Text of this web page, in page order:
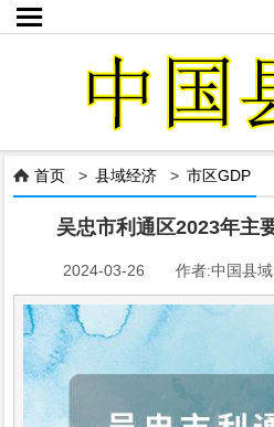

 首页 >县域经济 >市区GDP
吴忠市利通区2023年主
2024-03-26 作者:中国县